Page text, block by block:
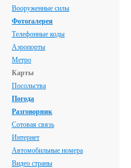
Вооруженные силы
Фотогалерея
Телефонные коды
Аэропорты
Метро
Карты
Посольства
Погода
Разговорник
Сотовая связь
Интернет
Автомобильные номера
Видео страны